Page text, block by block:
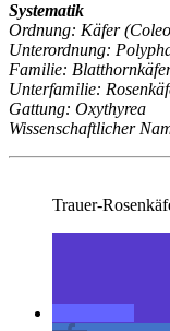
Systematik
Ordnung: Käfer
Unterordnung:
Familie:
Unterfamilie:
Gattung: Oxythyrea
Wissenschaftlicher
Trauer-